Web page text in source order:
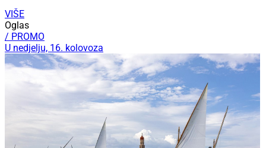
VIŠE
Oglas
/ PROMO
U nedjelju, 16. kolovoza